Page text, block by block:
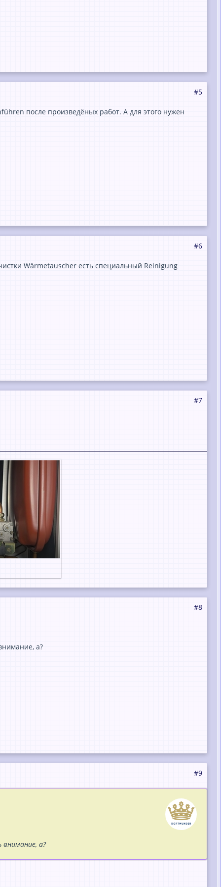
#5
после произведёных работ. А для этого нужен
#6
Wärmetauscher есть специальный Reinigung
#7
#8
а?
#9
а?